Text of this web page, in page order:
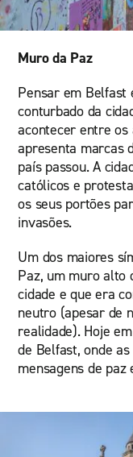
Muro da Paz
Pensar em Belfast
conturbado da
acontecer entre os
apresenta marcas
país passou. A
católicos e
os seus portões
invasões.
Um dos maiores
Paz, um muro alto
cidade e que era
neutro (apesar de
realidade). Hoje
de Belfast, onde
mensagens de paz